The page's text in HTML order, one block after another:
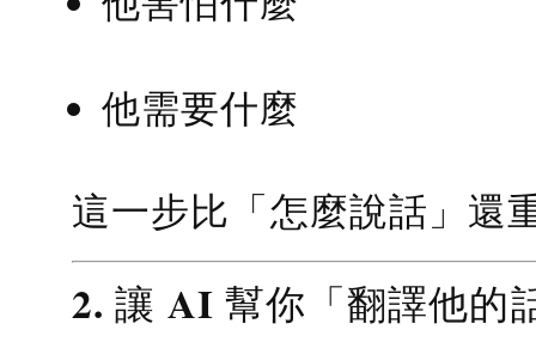
他需要什麼
這一步比「怎麼說話」還
2. 讓 AI 幫你「翻譯他的